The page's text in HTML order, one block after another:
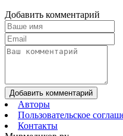
Добавить комментарий
Добавить комментарий
Авторы
Пользовательское
Контакты